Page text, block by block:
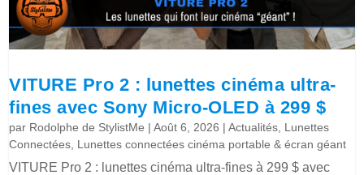
VITURE Pro 2 : lunettes cinéma ultra-
fines avec Sony Micro-OLED à 299 $
par Rodolphe de StylistMe |Août 6, 2026 |Actualités Lunettes
Connectées Lunettes connectées cinéma portable & écran géant
VITURE Pro 2 : lunettes cinéma ultra-fines à 299 $ avec